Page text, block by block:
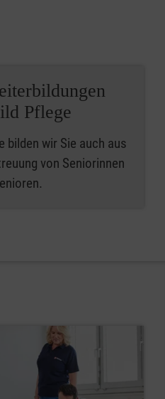
Pflege
bilden wir Sie auch aus
von Seniorinnen